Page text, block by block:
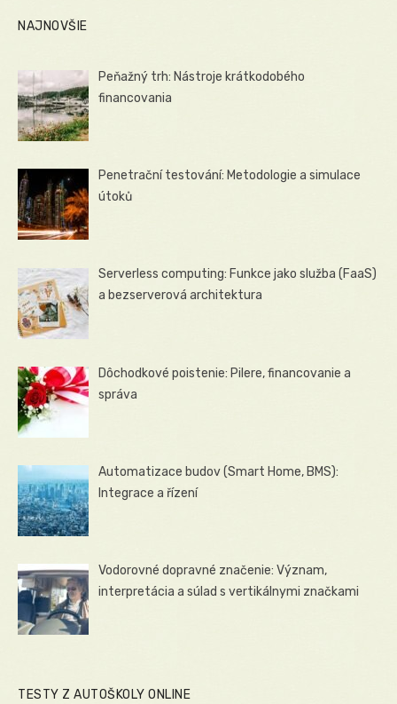
NAJNOVŠIE
Peňažný trh: Nástroje krátkodobého
financovania
Penetrační testování: Metodologie a simulace
útoků
Serverless computing: Funkce jako služba (FaaS)
a bezserverová architektura
Dôchodkové poistenie: Pilere, financovanie a
správa
Automatizace budov (Smart Home, BMS):
Integrace a řízení
Vodorovné dopravné značenie: Význam,
interpretácia a súlad s vertikálnymi značkami
TESTY Z AUTOŠKOLY ONLINE